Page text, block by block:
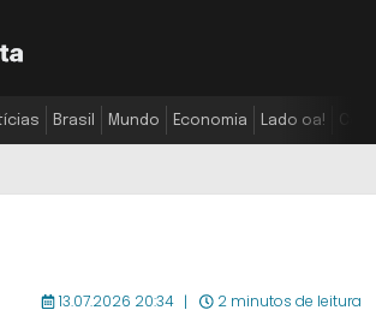
Brasil Mundo Economia Lado oa!
13.07.2026 20:34 2 minutos de leitura